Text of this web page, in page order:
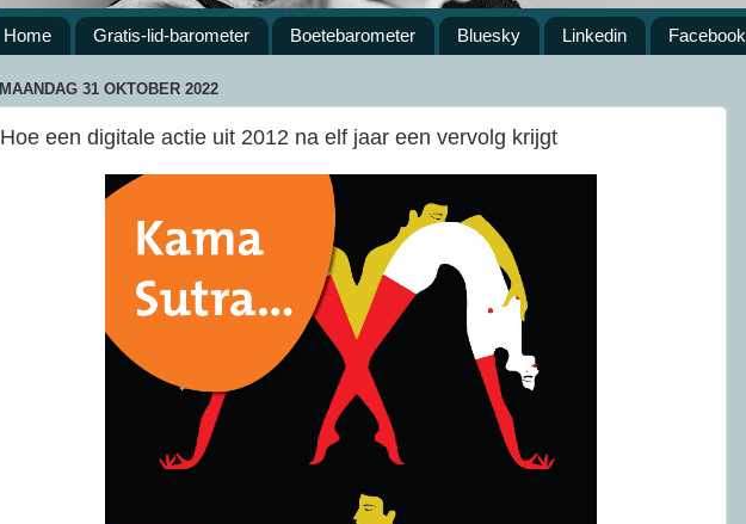
Home Gratis-lid-barometer Boetebarometer Bluesky Linkedin Facebook
MAANDAG 31 OKTOBER 2022
Hoe een digitale actie uit 2012 na elf jaar een vervolg krijgt